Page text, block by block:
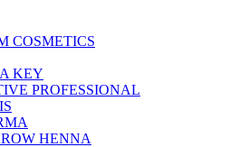
COSMETICS
KEY
PROFESSIONAL
HENNA